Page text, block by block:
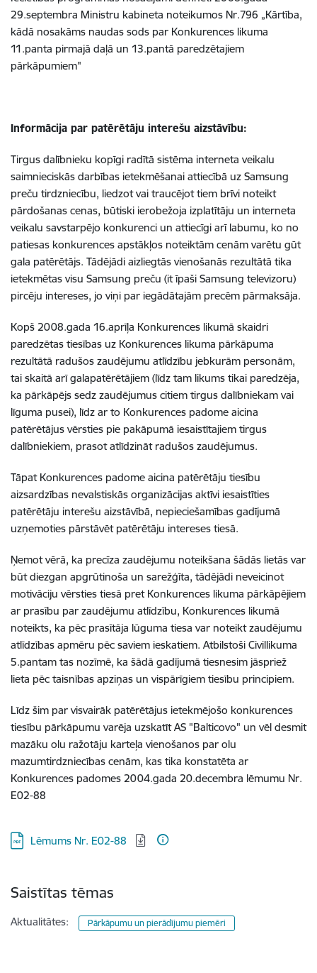
29.septembra Ministru kabineta noteikumos Nr.796 „Kārtība,
kādā nosakāms naudas sods par Konkurences likuma
11.panta pirmajā daļā un 13.pantā paredzētajiem
pārkāpumiem"
Informācija par patērētāju interešu aizstāvību:
Tirgus dalībnieku kopīgi radītā sistēma interneta veikalu
saimnieciskās darbības ietekmēšanai attiecībā uz Samsung
preču tirdzniecību, liedzot vai traucējot tiem brīvi noteikt
pārdošanas cenas, būtiski ierobežoja izplatītāju un interneta
veikalu savstarpējo konkurenci un attiecīgi arī labumu, ko no
patiesas konkurences apstākļos noteiktām cenām varētu gūt
gala patērētājs. Tādējādi aizliegtās vienošanās rezultātā tika
ietekmētas visu Samsung preču (it īpaši Samsung televizoru)
pircēju intereses, jo viņi par iegādātajām precēm pārmaksāja.
Kopš 2008.gada 16.aprīļa Konkurences likumā skaidri
paredzētas tiesības uz Konkurences likuma pārkāpuma
rezultātā radušos zaudējumu atlīdzību jebkurām personām,
tai skaitā arī galapatērētājiem (līdz tam likums tikai paredzēja,
ka pārkāpējs sedz zaudējumus citiem tirgus dalībniekam vai
līguma pusei), līdz ar to Konkurences padome aicina
patērētājus vērsties pie pakāpumā iesaistītajiem tirgus
dalībniekiem, prasot atlīdzināt radušos zaudējumus.
Tāpat Konkurences padome aicina patērētāju tiesību
aizsardzības nevalstiskās organizācijas aktīvi iesaistīties
patērētāju interešu aizstāvībā, nepieciešamības gadījumā
uzņemoties pārstāvēt patērētāju intereses tiesā.
Ņemot vērā, ka precīza zaudējumu noteikšana šādās lietās var
būt diezgan apgrūtinoša un sarežģīta, tādējādi neveicinot
motivāciju vērsties tiesā pret Konkurences likuma pārkāpējiem
ar prasību par zaudējumu atlīdzību, Konkurences likumā
noteikts, ka pēc prasītāja lūguma tiesa var noteikt zaudējumu
atlīdzības apmēru pēc saviem ieskatiem. Atbilstoši Civillikuma
5.pantam tas nozīmē, ka šādā gadījumā tiesnesim jāspriež
lieta pēc taisnības apziņas un vispārīgiem tiesību principiem.
Līdz šim par visvairāk patērētājus ietekmējošo konkurences
tiesību pārkāpumu varēja uzskatīt AS "Balticovo" un vēl desmit
mazāku olu ražotāju karteļa vienošanos par olu
mazumtirdzniecības cenām, kas tika konstatēta ar
Konkurences padomes 2004.gada 20.decembra lēmumu Nr.
E02-88
Lejupielādēt:
Lēmums Nr. E02-88
Saistītas tēmas
Aktualitātes: Pārkāpumu un pierādījumu piemēri